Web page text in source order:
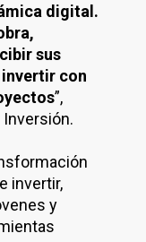
digital.
sus
con
”,
Inversión.
invertir,
y